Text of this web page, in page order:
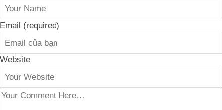
Email (required)
Website